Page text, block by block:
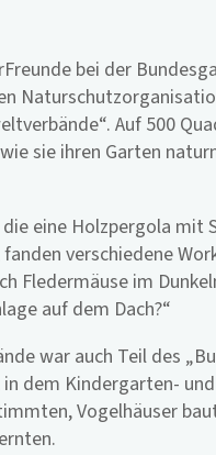
bei der
Auf 500
sie ihren Garten
eine Holzpergola mit
verschiedene
Fledermäuse im
auf dem Dach?“
war auch Teil des
dem Kindergarten-
Vogelhäuser